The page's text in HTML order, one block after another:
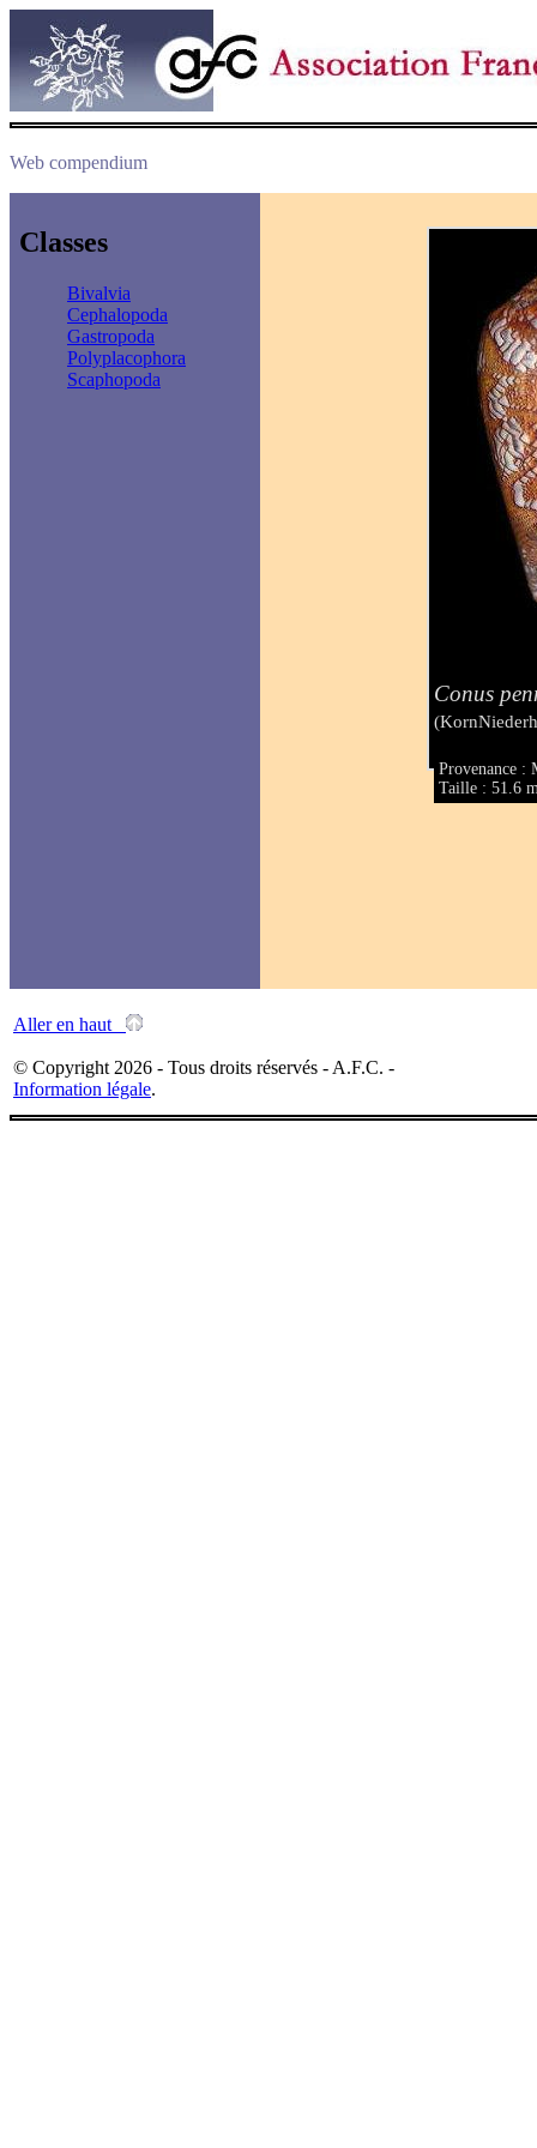
Web compendium
Classes
Bivalvia
Cephalopoda
Gastropoda
Polyplacophora
Scaphopoda
Conus
Provenance :
Taille : 51.6
Aller en haut
© Copyright 2026 - Tous droits réservés - A.F.C. -
Information légale.